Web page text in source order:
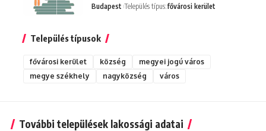
Budapest Település típus:fővárosi kerület
Település típusok
fővárosi kerület község
megyei jogú város
megye székhely
nagyközség város
További települések lakossági adatai